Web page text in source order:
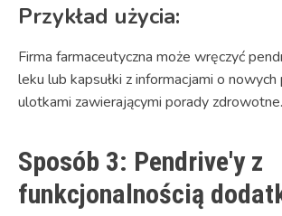
Przykład użycia:
Firma farmaceutyczna może wręczyć
leku lub kapsułki z informacjami o
ulotkami zawierającymi porady zdrowotne.
Sposób 3: Pendrive'y z
funkcjonalnością